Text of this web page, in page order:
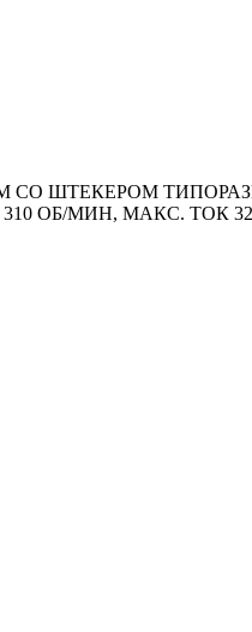
ШТЕКЕРОМ
ОБ/МИН, МАКС. ТОК